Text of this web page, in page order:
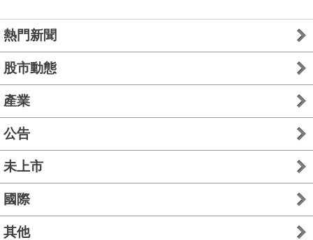
熱門新聞
股市動態
產業
公告
未上市
國際
其他